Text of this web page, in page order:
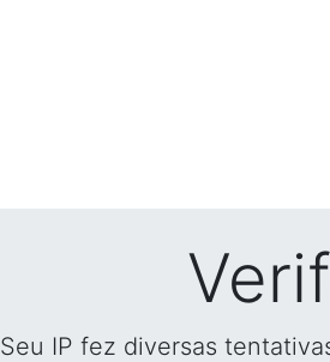
Seu IP fez diversas